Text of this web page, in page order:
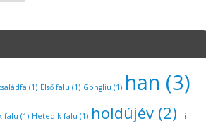
(1) Első falu (1) Gongliu (1) han (3)
falu (1) Hetedik falu (1) holdújév(2) Ili